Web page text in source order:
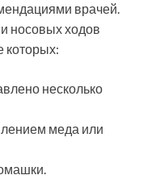
врачей.
носовых ходов
которых:
несколько
меда или